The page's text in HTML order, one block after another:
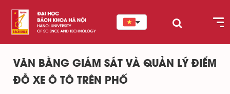
VĂN BẰNG GIÁM SÁT VÀ QUẢN LÝ ĐIỂM
ĐỖ XE Ô TÔ TRÊN PHỐ